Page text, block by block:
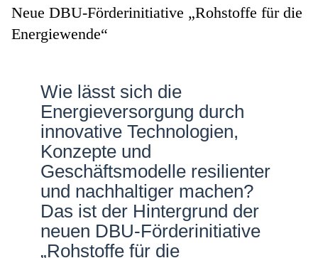
Innovationsfelder
Netzwerke
Neue DBU-Förderinitiative „Rohstoffe für die
Energiewende“
Wie lässt sich die
Energieversorgung durch
innovative Technologien,
Konzepte und
Geschäftsmodelle resilienter
und nachhaltiger machen?
Das ist der Hintergrund der
neuen DBU-Förderinitiative
„Rohstoffe für die